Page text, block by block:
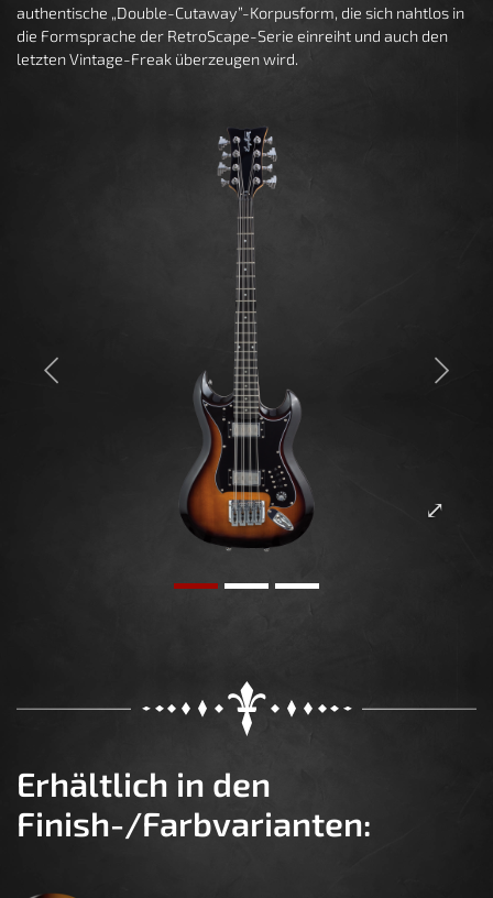
authentische „Double-Cutaway”-Korpusform, die sich nahtlos in
die Formsprache der RetroScape-Serie einreiht und auch den
letzten Vintage-Freak überzeugen wird.
Previous Next
Erhältlich in den
Finish-/Farbvarianten: